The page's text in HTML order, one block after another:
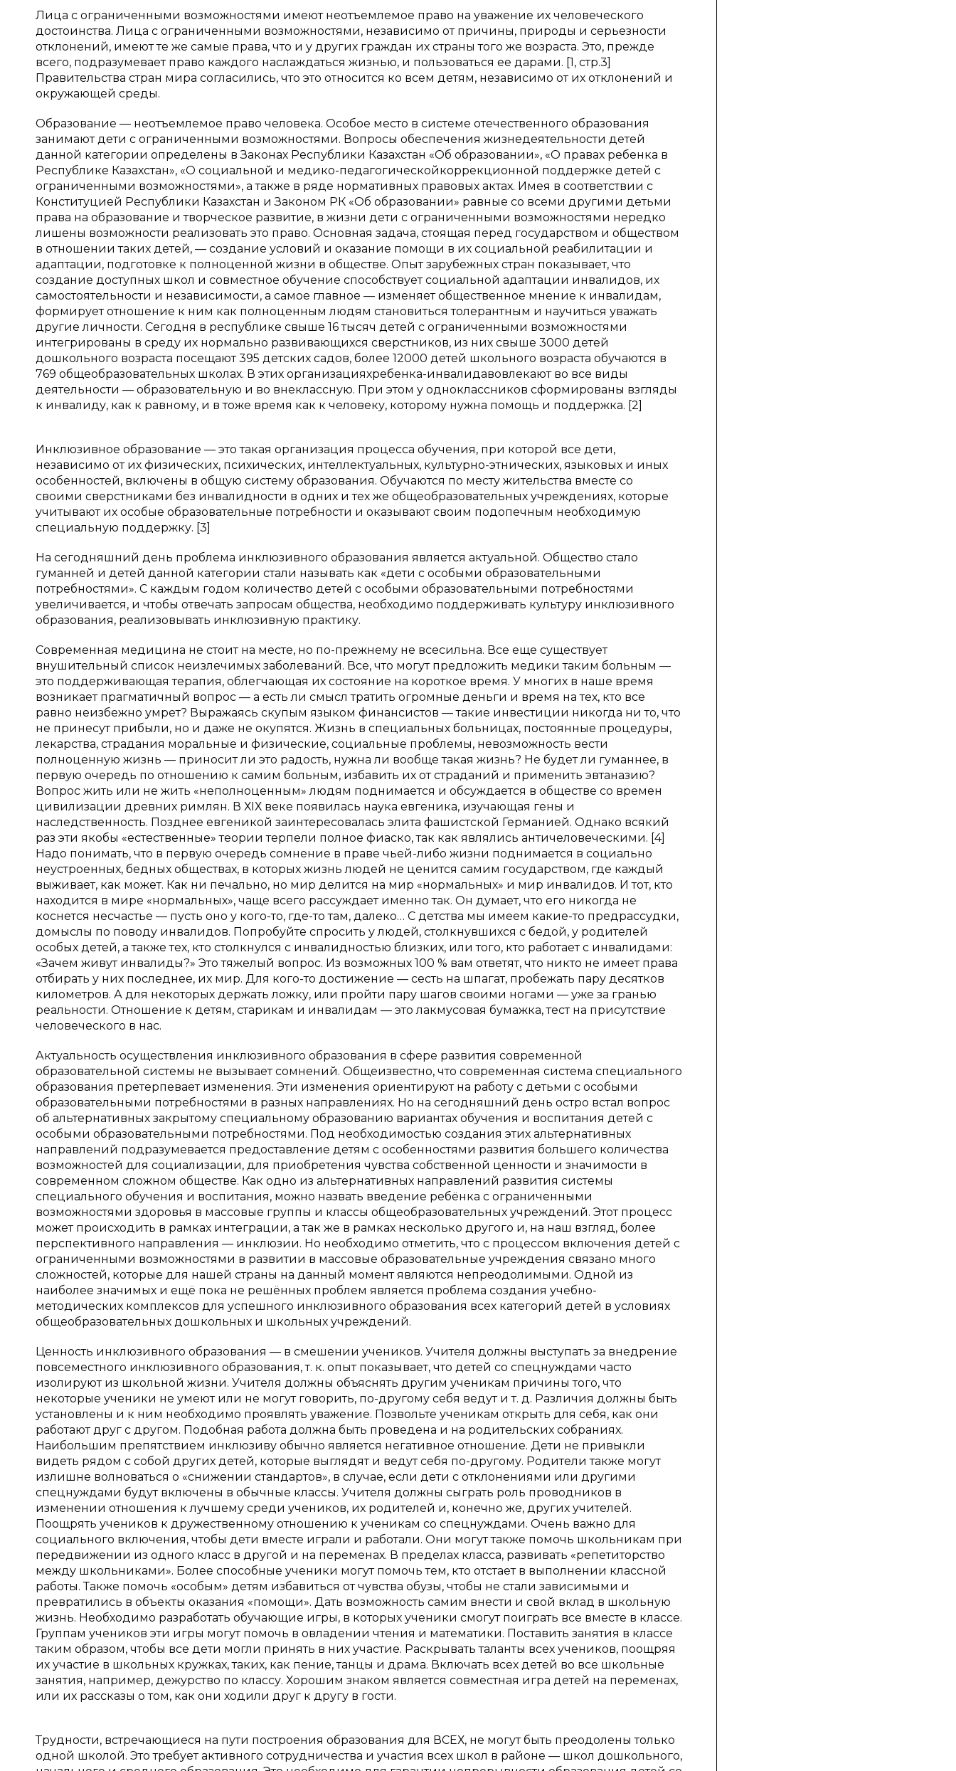
Лица с ограниченными возможностями имеют неотъемлемое право на уважение их человеческого
достоинства. Лица с ограниченными возможностями, независимо от причины, природы и серьезности
отклонений, имеют те же самые права, что и у других граждан их страны того же возраста. Это, прежде
всего, подразумевает право каждого наслаждаться жизнью, и пользоваться ее дарами. [1, стр.3]
Правительства стран мира согласились, что это относится ко всем детям, независимо от их отклонений и
окружающей среды.
Образование — неотъемлемое право человека. Особое место в системе отечественного образования
занимают дети с ограниченными возможностями. Вопросы обеспечения жизнедеятельности детей
данной категории определены в Законах Республики Казахстан «Об образовании», «О правах ребенка в
Республике Казахстан», «О социальной и медико-педагогическойкоррекционной поддержке детей с
ограниченными возможностями», а также в ряде нормативных правовых актах. Имея в соответствии с
Конституцией Республики Казахстан и Законом РК «Об образовании» равные со всеми другими детьми
права на образование и творческое развитие, в жизни дети с ограниченными возможностями нередко
лишены возможности реализовать это право. Основная задача, стоящая перед государством и обществом
в отношении таких детей, — создание условий и оказание помощи в их социальной реабилитации и
адаптации, подготовке к полноценной жизни в обществе. Опыт зарубежных стран показывает, что
создание доступных школ и совместное обучение способствует социальной адаптации инвалидов, их
самостоятельности и независимости, а самое главное — изменяет общественное мнение к инвалидам,
формирует отношение к ним как полноценным людям становиться толерантным и научиться уважать
другие личности. Сегодня в республике свыше 16 тысяч детей с ограниченными возможностями
интегрированы в среду их нормально развивающихся сверстников, из них свыше 3000 детей
дошкольного возраста посещают 395 детских садов, более 12000 детей школьного возраста обучаются в
769 общеобразовательных школах. В этих организацияхребенка-инвалидавовлекают во все виды
деятельности — образовательную и во внеклассную. При этом у одноклассников сформированы взгляды
к инвалиду, как к равному, и в тоже время как к человеку, которому нужна помощь и поддержка. [2]
Инклюзивное образование — это такая организация процесса обучения, при которой все дети,
независимо от их физических, психических, интеллектуальных, культурно-этнических, языковых и иных
особенностей, включены в общую систему образования. Обучаются по месту жительства вместе со
своими сверстниками без инвалидности в одних и тех же общеобразовательных учреждениях, которые
учитывают их особые образовательные потребности и оказывают своим подопечным необходимую
специальную поддержку. [3]
На сегодняшний день проблема инклюзивного образования является актуальной. Общество стало
гуманней и детей данной категории стали называть как «дети с особыми образовательными
потребностями». С каждым годом количество детей с особыми образовательными потребностями
увеличивается, и чтобы отвечать запросам общества, необходимо поддерживать культуру инклюзивного
образования, реализовывать инклюзивную практику.
Современная медицина не стоит на месте, но по-прежнему не всесильна. Все еще существует
внушительный список неизлечимых заболеваний. Все, что могут предложить медики таким больным —
это поддерживающая терапия, облегчающая их состояние на короткое время. У многих в наше время
возникает прагматичный вопрос — а есть ли смысл тратить огромные деньги и время на тех, кто все
равно неизбежно умрет? Выражаясь скупым языком финансистов — такие инвестиции никогда ни то, что
не принесут прибыли, но и даже не окупятся. Жизнь в специальных больницах, постоянные процедуры,
лекарства, страдания моральные и физические, социальные проблемы, невозможность вести
полноценную жизнь — приносит ли это радость, нужна ли вообще такая жизнь? Не будет ли гуманнее, в
первую очередь по отношению к самим больным, избавить их от страданий и применить эвтаназию?
Вопрос жить или не жить «неполноценным» людям поднимается и обсуждается в обществе со времен
цивилизации древних римлян. В ХIХ веке появилась наука евгеника, изучающая гены и
наследственность. Позднее евгеникой заинтересовалась элита фашистской Германией. Однако всякий
раз эти якобы «естественные» теории терпели полное фиаско, так как являлись античеловеческими. [4]
Надо понимать, что в первую очередь сомнение в праве чьей-либо жизни поднимается в социально
неустроенных, бедных обществах, в которых жизнь людей не ценится самим государством, где каждый
выживает, как может. Как ни печально, но мир делится на мир «нормальных» и мир инвалидов. И тот, кто
находится в мире «нормальных», чаще всего рассуждает именно так. Он думает, что его никогда не
коснется несчастье — пусть оно у кого-то, где-то там, далеко… С детства мы имеем какие-то предрассудки,
домыслы по поводу инвалидов. Попробуйте спросить у людей, столкнувшихся с бедой, у родителей
особых детей, а также тех, кто столкнулся с инвалидностью близких, или того, кто работает с инвалидами:
«Зачем живут инвалиды?» Это тяжелый вопрос. Из возможных 100 % вам ответят, что никто не имеет права
отбирать у них последнее, их мир. Для кого-то достижение — сесть на шпагат, пробежать пару десятков
километров. А для некоторых держать ложку, или пройти пару шагов своими ногами — уже за гранью
реальности. Отношение к детям, старикам и инвалидам — это лакмусовая бумажка, тест на присутствие
человеческого в нас.
Актуальность осуществления инклюзивного образования в сфере развития современной
образовательной системы не вызывает сомнений. Общеизвестно, что современная система специального
образования претерпевает изменения. Эти изменения ориентируют на работу с детьми с особыми
образовательными потребностями в разных направлениях. Но на сегодняшний день остро встал вопрос
об альтернативных закрытому специальному образованию вариантах обучения и воспитания детей с
особыми образовательными потребностями. Под необходимостью создания этих альтернативных
направлений подразумевается предоставление детям с особенностями развития большего количества
возможностей для социализации, для приобретения чувства собственной ценности и значимости в
современном сложном обществе. Как одно из альтернативных направлений развития системы
специального обучения и воспитания, можно назвать введение ребёнка с ограниченными
возможностями здоровья в массовые группы и классы общеобразовательных учреждений. Этот процесс
может происходить в рамках интеграции, а так же в рамках несколько другого и, на наш взгляд, более
перспективного направления — инклюзии. Но необходимо отметить, что с процессом включения детей с
ограниченными возможностями в развитии в массовые образовательные учреждения связано много
сложностей, которые для нашей страны на данный момент являются непреодолимыми. Одной из
наиболее значимых и ещё пока не решённых проблем является проблема создания учебно-
методических комплексов для успешного инклюзивного образования всех категорий детей в условиях
общеобразовательных дошкольных и школьных учреждений.
Ценность инклюзивного образования — в смешении учеников. Учителя должны выступать за внедрение
повсеместного инклюзивного образования, т. к. опыт показывает, что детей со спецнуждами часто
изолируют из школьной жизни. Учителя должны объяснять другим ученикам причины того, что
некоторые ученики не умеют или не могут говорить, по-другому себя ведут и т. д. Различия должны быть
установлены и к ним необходимо проявлять уважение. Позвольте ученикам открыть для себя, как они
работают друг с другом. Подобная работа должна быть проведена и на родительских собраниях.
Наибольшим препятствием инклюзиву обычно является негативное отношение. Дети не привыкли
видеть рядом с собой других детей, которые выглядят и ведут себя по-другому. Родители также могут
излишне волноваться о «снижении стандартов», в случае, если дети с отклонениями или другими
спецнуждами будут включены в обычные классы. Учителя должны сыграть роль проводников в
изменении отношения к лучшему среди учеников, их родителей и, конечно же, других учителей.
Поощрять учеников к дружественному отношению к ученикам со спецнуждами. Очень важно для
социального включения, чтобы дети вместе играли и работали. Они могут также помочь школьникам при
передвижении из одного класс в другой и на переменах. В пределах класса, развивать «репетиторство
между школьниками». Более способные ученики могут помочь тем, кто отстает в выполнении классной
работы. Также помочь «особым» детям избавиться от чувства обузы, чтобы не стали зависимыми и
превратились в объекты оказания «помощи». Дать возможность самим внести и свой вклад в школьную
жизнь. Необходимо разработать обучающие игры, в которых ученики смогут поиграть все вместе в классе.
Группам учеников эти игры могут помочь в овладении чтения и математики. Поставить занятия в классе
таким образом, чтобы все дети могли принять в них участие. Раскрывать таланты всех учеников, поощряя
их участие в школьных кружках, таких, как пение, танцы и драма. Включать всех детей во все школьные
занятия, например, дежурство по классу. Хорошим знаком является совместная игра детей на переменах,
или их рассказы о том, как они ходили друг к другу в гости.
Трудности, встречающиеся на пути построения образования для ВСЕХ, не могут быть преодолены только
одной школой. Это требует активного сотрудничества и участия всех школ в районе — школ дошкольного,